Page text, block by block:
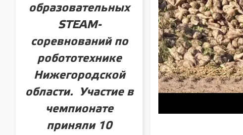
образовательных
STEAM-
соревнований по
робототехнике
Нижегородской
области. Участие в
чемпионате
приняли 10